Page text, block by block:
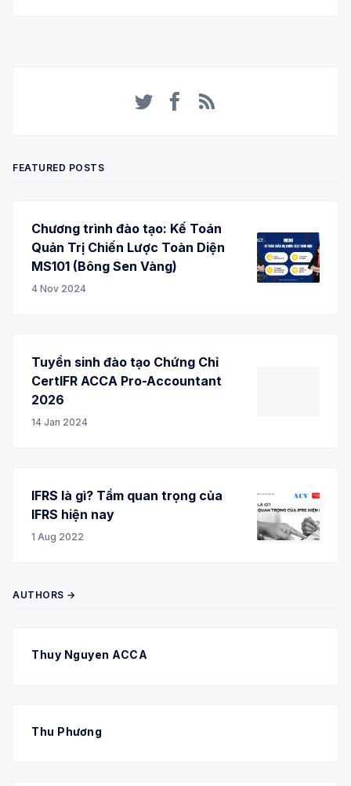
FEATURED POSTS
Chương trình đào tạo: Kế Toán
Quản Trị Chiến Lược Toàn Diện
MS101 (Bông Sen Vàng)
4 Nov 2024
Tuyển sinh đào tạo Chứng Chỉ
CertIFR ACCA Pro-Accountant
2026
14 Jan 2024
IFRS là gì? Tầm quan trọng của
IFRS hiện nay
1 Aug 2022
AUTHORS →
Thuy Nguyen ACCA
Thu Phương